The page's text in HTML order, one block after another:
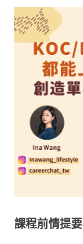
課程前情提要